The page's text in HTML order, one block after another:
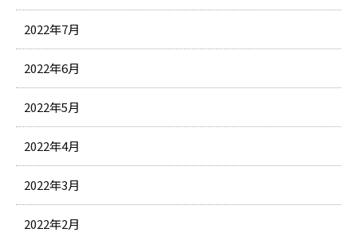
2022年7月
2022年6月
2022年5月
2022年4月
2022年3月
2022年2月